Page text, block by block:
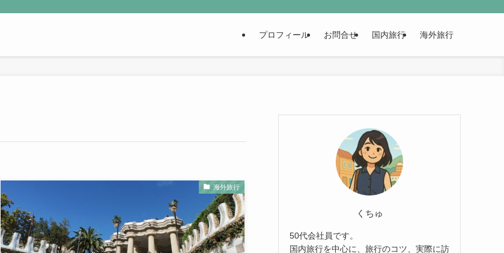
プロフィール お問合せ 国内旅行 海外旅行
海外旅行
くちゅ
50代会社員です。
国内旅行を中心に、旅行のコツ、実際に訪